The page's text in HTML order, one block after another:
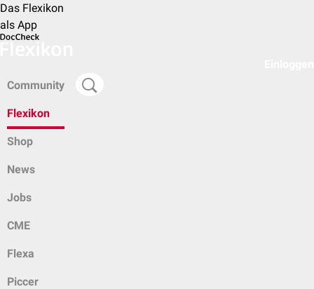
Das Flexikon
als App
Community
Flexikon
Shop
News
Jobs
CME
Flexa
Piccer